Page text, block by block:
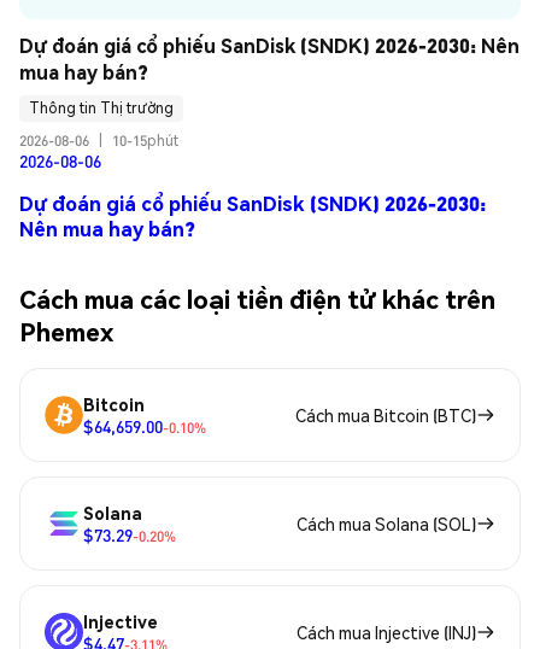
Dự đoán giá cổ phiếu SanDisk (SNDK) 2026-2030: Nên
mua hay bán?
Thông tin Thị trường
2026-08-06
10-15phút
2026-08-06
Dự đoán giá cổ phiếu SanDisk (SNDK) 2026-2030:
Nên mua hay bán?
Cách mua các loại tiền điện tử khác trên
Phemex
Bitcoin
$64,659.00-0.10%
Cách mua Bitcoin (BTC)
Solana
$73.29-0.20%
Cách mua Solana (SOL)
Injective
$4.47-3.11%
Cách mua Injective (INJ)